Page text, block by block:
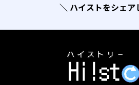
＼ ハイストをシェア